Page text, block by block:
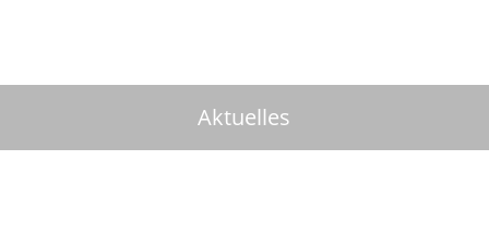
Aktuelles